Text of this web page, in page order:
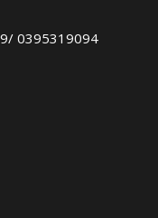
/ 0395319094